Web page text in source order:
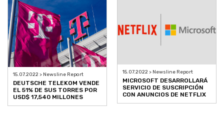
15.07.2022 > Newsline Report
DEUTSCHE TELEKOM VENDE
EL 51% DE SUS TORRES POR
USD$ 17,540 MILLONES
15.07.2022 > Newsline Report
MICROSOFT DESARROLLARÁ
SERVICIO DE SUSCRIPCIÓN
CON ANUNCIOS DE NETFLIX